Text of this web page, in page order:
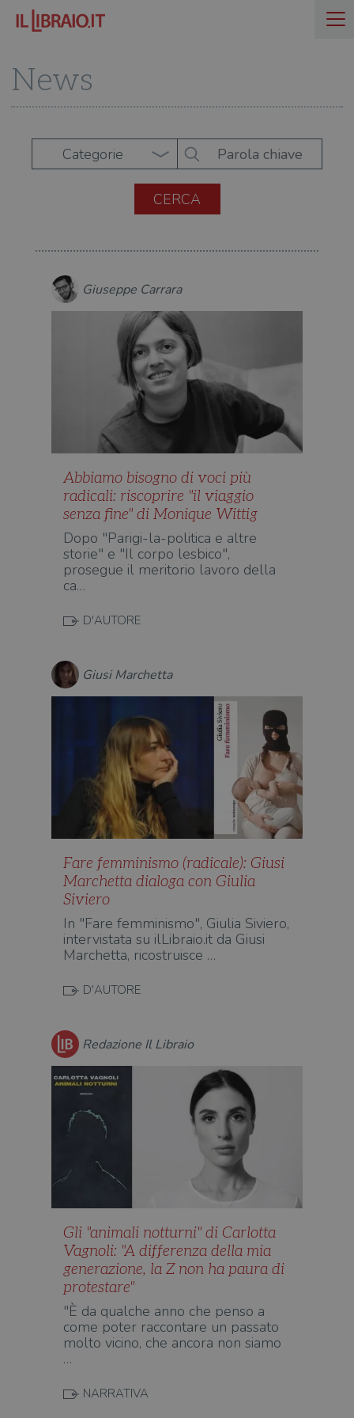
News
Categorie
Giuseppe Carrara
Abbiamo bisogno di voci più
radicali: riscoprire "il viaggio
senza fine" di Monique Wittig
Dopo "Parigi-la-politica e altre
storie" e "Il corpo lesbico",
prosegue il meritorio lavoro della
ca…
D'AUTORE
Giusi Marchetta
Fare femminismo (radicale): Giusi
Marchetta dialoga con Giulia
Siviero
In "Fare femminismo", Giulia Siviero,
intervistata su ilLibraio.it da Giusi
Marchetta, ricostruisce …
D'AUTORE
Redazione Il Libraio
Gli "animali notturni" di Carlotta
Vagnoli: "A differenza della mia
generazione, la Z non ha paura di
protestare"
"È da qualche anno che penso a
come poter raccontare un passato
molto vicino, che ancora non siamo
…
NARRATIVA